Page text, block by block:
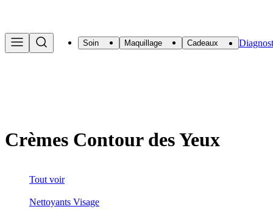
Soin Maquillage Cadeaux
Crèmes Contour des Yeux
Tout voir
Nettoyants Visage